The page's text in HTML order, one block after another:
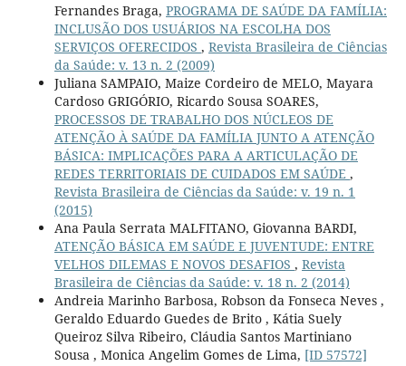
Fernandes Braga, PROGRAMA DE SAÚDE DA FAMÍLIA:
INCLUSÃO DOS USUÁRIOS NA ESCOLHA DOS
SERVIÇOS OFERECIDOS , Revista Brasileira de Ciências
da Saúde: v. 13 n. 2 (2009)
Juliana SAMPAIO, Maize Cordeiro de MELO, Mayara
Cardoso GRIGÓRIO, Ricardo Sousa SOARES,
PROCESSOS DE TRABALHO DOS NÚCLEOS DE
ATENÇÃO À SAÚDE DA FAMÍLIA JUNTO A ATENÇÃO
BÁSICA: IMPLICAÇÕES PARA A ARTICULAÇÃO DE
REDES TERRITORIAIS DE CUIDADOS EM SAÚDE ,
Revista Brasileira de Ciências da Saúde: v. 19 n. 1
(2015)
Ana Paula Serrata MALFITANO, Giovanna BARDI,
ATENÇÃO BÁSICA EM SAÚDE E JUVENTUDE: ENTRE
VELHOS DILEMAS E NOVOS DESAFIOS , Revista
Brasileira de Ciências da Saúde: v. 18 n. 2 (2014)
Andreia Marinho Barbosa, Robson da Fonseca Neves ,
Geraldo Eduardo Guedes de Brito , Kátia Suely
Queiroz Silva Ribeiro, Cláudia Santos Martiniano
Sousa , Monica Angelim Gomes de Lima, [ID 57572]